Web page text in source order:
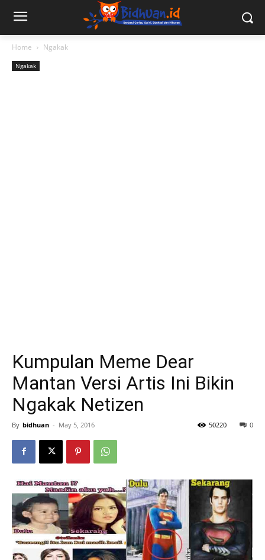
Home Ngakak
Ngakak
Kumpulan Meme Dear
Mantan Versi Artis Ini Bikin
Ngakak Netizen
By bidhuan - May 5, 2016 0
50220